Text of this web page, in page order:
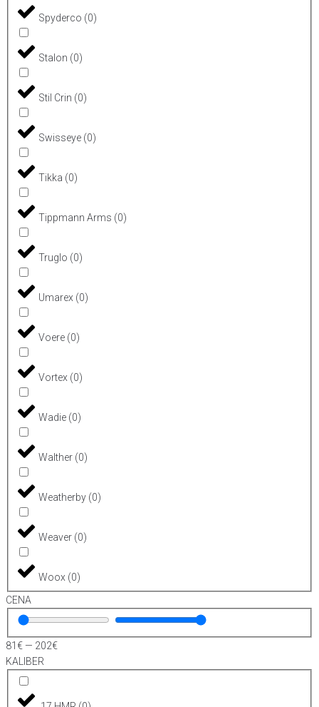
Spyderco (0)
Stalon (0)
Stil Crin (0)
Swisseye (0)
Tikka (0)
Tippmann Arms (0)
Truglo (0)
Umarex (0)
Voere (0)
Vortex (0)
Wadie (0)
Walther (0)
Weatherby (0)
Weaver (0)
Woox (0)
CENA
81 € — 202€
KALIBER